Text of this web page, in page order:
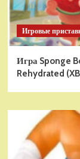
Игровые
Игра Sponge
Rehydrated